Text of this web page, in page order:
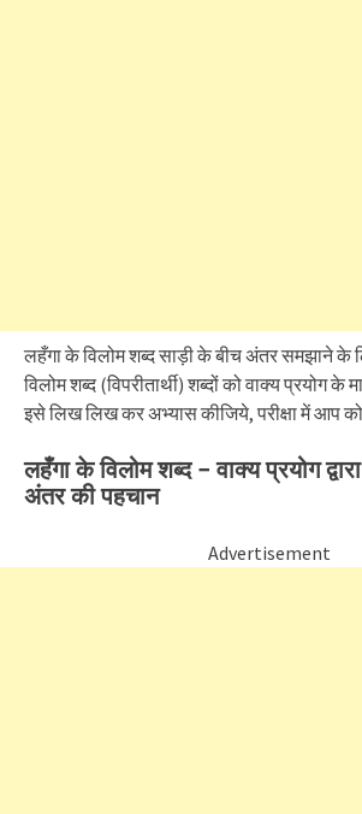
लहँगा के विलोम शब्द साड़ी के बीच अंतर समझाने के
विलोम शब्द (विपरीतार्थी) शब्दों को वाक्य प्रयोग के
इसे लिख लिख कर अभ्यास कीजिये, परीक्षा में आप
लहँगा के विलोम शब्द – वाक्य प्रयोग
अंतर की पहचान
Advertisement